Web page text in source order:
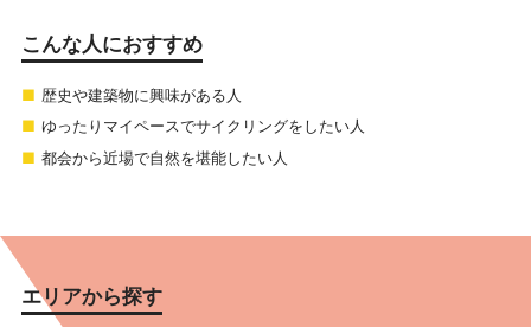
こんな人におすすめ
歴史や建築物に興味がある人
ゆったりマイペースでサイクリングをしたい人
都会から近場で自然を堪能したい人
エリアから探す